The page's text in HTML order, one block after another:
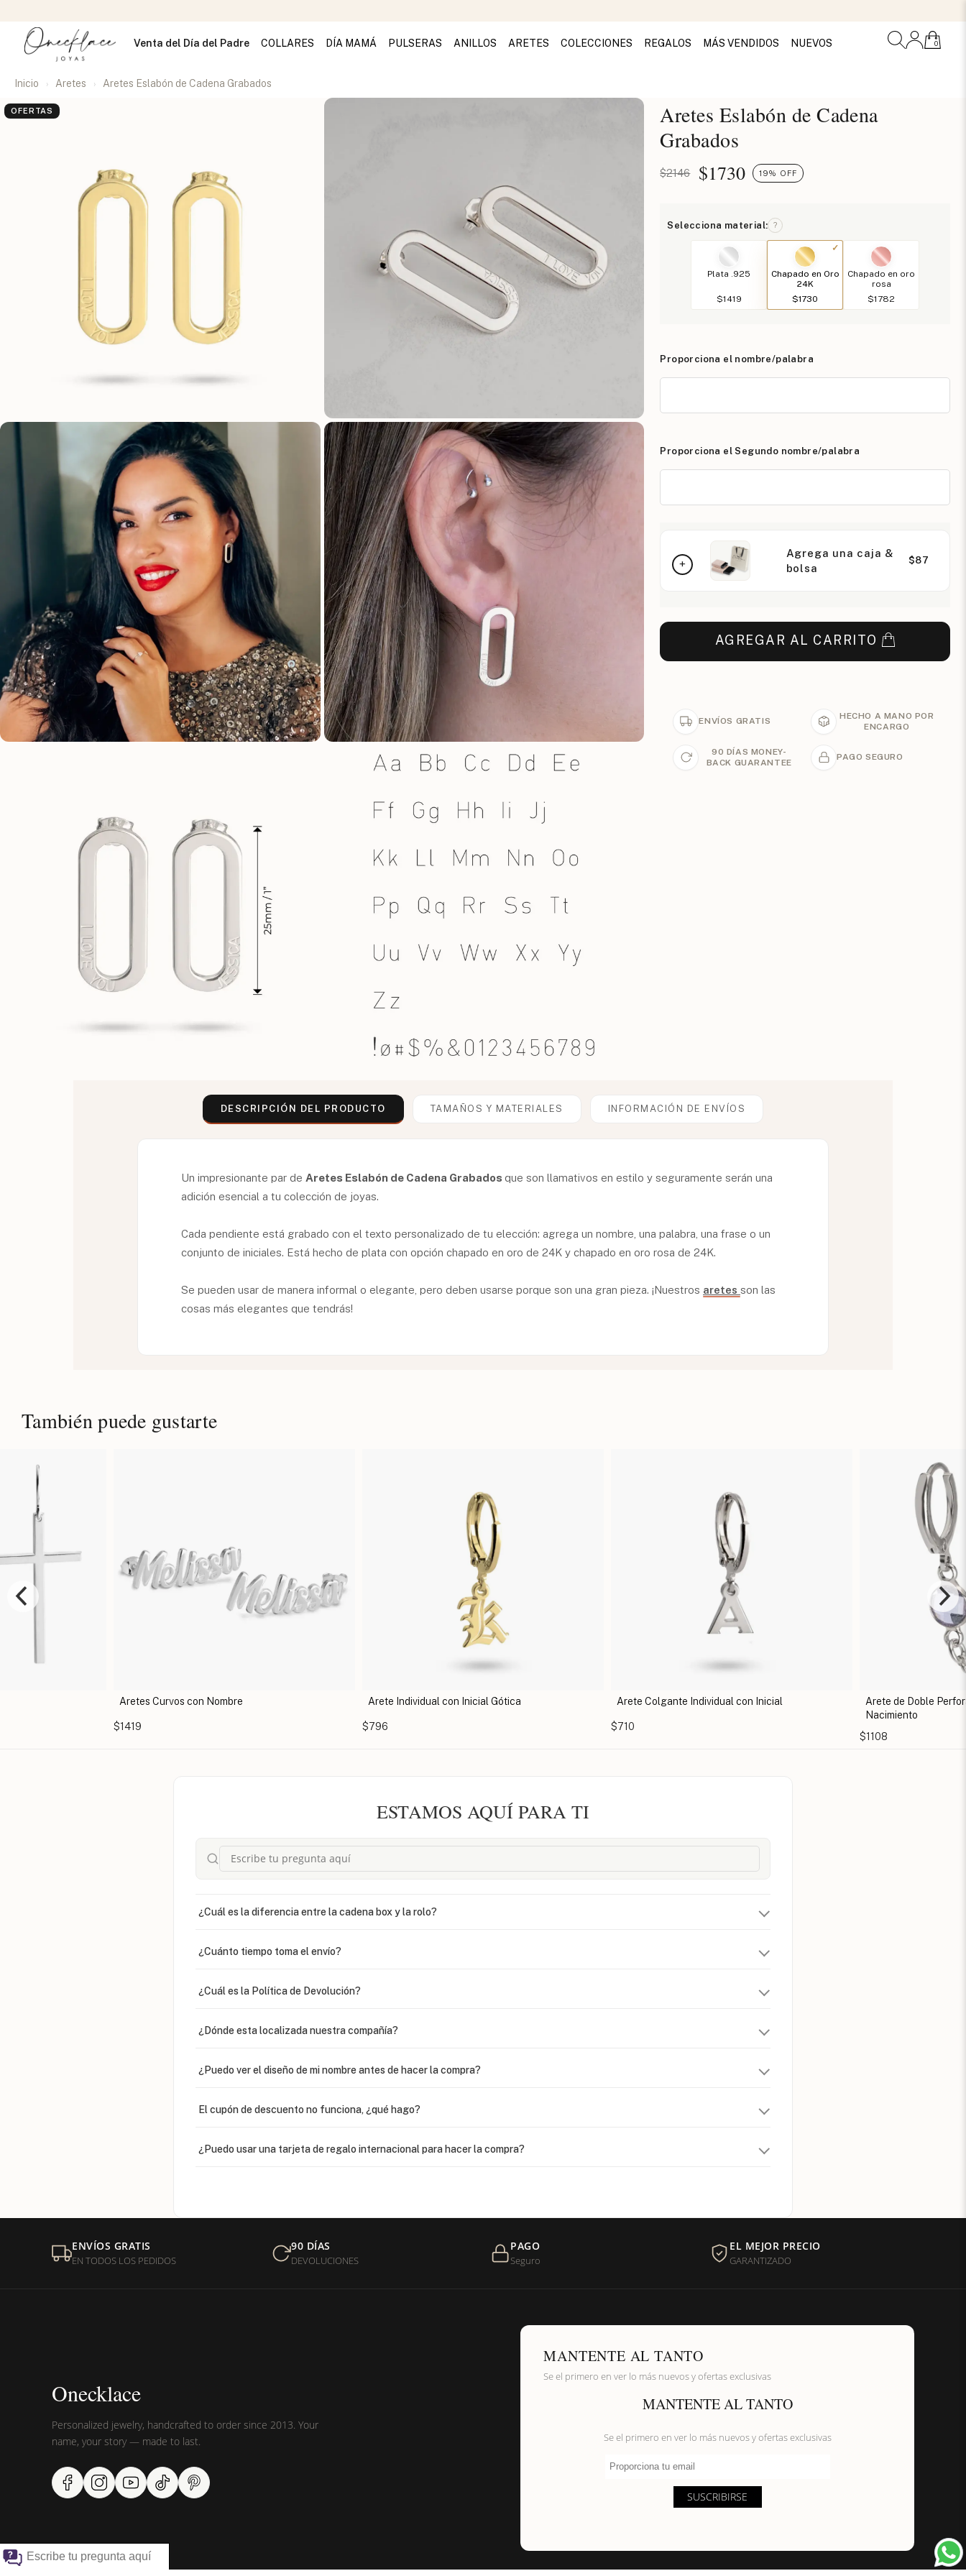
Venta del Día del Padre COLLARES DÍA MAMÁ PULSERAS ANILLOS ARETES COLECCIONES REGALOS MÁS VENDIDOS NUEVOS 0
Inicio Aretes Aretes Eslabón de Cadena Grabados
OFERTAS
Aretes Eslabón de Cadena
Grabados
$2146 $1730 19% OFF
Selecciona material: ?
Plata .925
$1419
Chapado en Oro
24K
$1730
Chapado en oro
rosa
$1782
Proporciona el nombre/palabra
Proporciona el Segundo nombre/palabra
Agrega una caja &
bolsa
$87
AGREGAR AL CARRITO
ENVÍOS GRATIS
HECHO A MANO POR
ENCARGO
90 DÍAS MONEY-
BACK GUARANTEE
PAGO SEGURO
DESCRIPCIÓN DEL PRODUCTO TAMAÑOS Y MATERIALES INFORMACIÓN DE ENVÍOS
Un impresionante par de Aretes Eslabón de Cadena Grabados que son llamativos en estilo y seguramente serán una
adición esencial a tu colección de joyas.
Cada pendiente está grabado con el texto personalizado de tu elección: agrega un nombre, una palabra, una frase o un
conjunto de iniciales. Está hecho de plata con opción chapado en oro de 24K y chapado en oro rosa de 24K.
Se pueden usar de manera informal o elegante, pero deben usarse porque son una gran pieza. ¡Nuestros aretes son las
cosas más elegantes que tendrás!
También puede gustarte
Aretes
Arete Individual con Inicial Gótica Arete Colgante Individual con Inicial
Arete de Doble Perforación con Piedra de
ESTAMOS AQUÍ PARA TI
¿Cuál es la diferencia entre la cadena box y la rolo?
¿Cuánto tiempo toma el envío?
¿Cuál es la Política de Devolución?
¿Dónde esta localizada nuestra compañía?
¿Puedo ver el diseño de mi nombre antes de hacer la compra?
El cupón de descuento no funciona, ¿qué hago?
¿Puedo usar una tarjeta de regalo internacional para hacer la compra?
¿Sus productos son libres de níquel?
ENVÍOS GRATIS
EN TODOS LOS PEDIDOS
90 DÍAS
DEVOLUCIONES
PAGO
Seguro
EL MEJOR PRECIO
GARANTIZADO
Onecklace
Personalized jewelry, handcrafted to order since 2013. Your
name, your story — made to last.
MANTENTE AL TANTO
Se el primero en ver lo más nuevos y ofertas exclusivas
MANTENTE AL TANTO
Se el primero en ver lo más nuevos y ofertas exclusivas
Proporciona tu email
SUSCRIBIRSE